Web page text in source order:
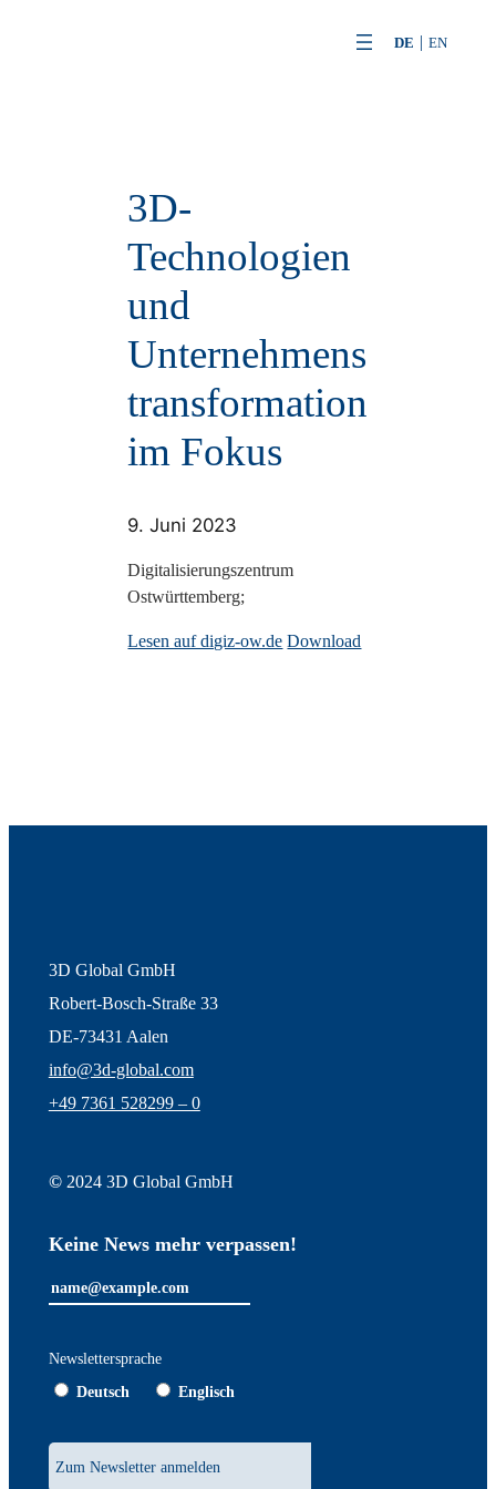
DE EN
3D-
Technologien
und
Unternehmens
transformation
im Fokus
9. Juni 2023
Digitalisierungszentrum
Ostwürttemberg;
Lesen auf digiz-ow.de Download
3D Global GmbH
Robert-Bosch-Straße 33
DE-73431 Aalen
info@3d-global.com
+49 7361 528299 – 0
©2024 3D Global GmbH
Keine News mehr verpassen!
Newslettersprache
Deutsch
Englisch